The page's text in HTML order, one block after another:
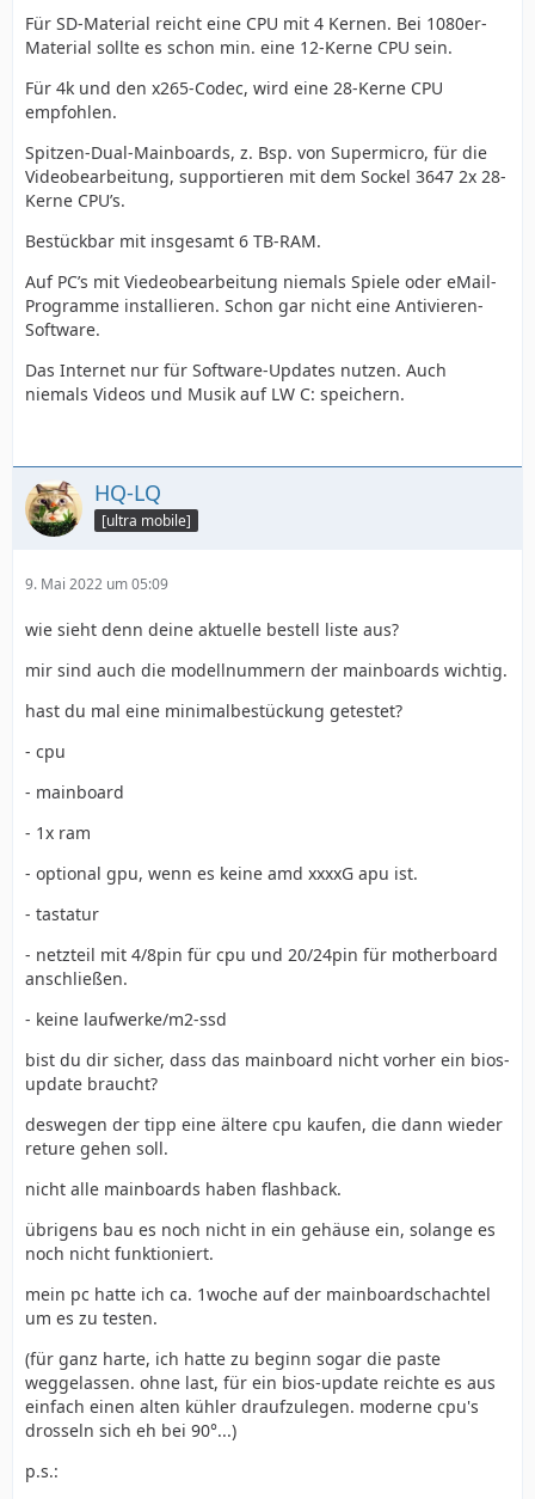
Für SD-Material reicht eine CPU mit 4 Kernen. Bei 1080er-
Material sollte es schon min. eine 12-Kerne CPU sein.
Für 4k und den x265-Codec, wird eine 28-Kerne CPU
empfohlen.
Spitzen-Dual-Mainboards, z. Bsp. von Supermicro, für die
Videobearbeitung, supportieren mit dem Sockel 3647 2x 28-
Kerne CPU’s.
Bestückbar mit insgesamt 6 TB-RAM.
Auf PC’s mit Viedeobearbeitung niemals Spiele oder eMail-
Programme installieren. Schon gar nicht eine Antivieren-
Software.
Das Internet nur für Software-Updates nutzen. Auch
niemals Videos und Musik auf LW C: speichern.
HQ-LQ
[ultra mobile]
9. Mai 2022 um 05:09
wie sieht denn deine aktuelle bestell liste aus?
mir sind auch die modellnummern der mainboards wichtig.
hast du mal eine minimalbestückung getestet?
- cpu
- mainboard
- 1x ram
- optional gpu, wenn es keine amd xxxxG apu ist.
- tastatur
- netzteil mit 4/8pin für cpu und 20/24pin für motherboard
anschließen.
- keine laufwerke/m2-ssd
bist du dir sicher, dass das mainboard nicht vorher ein bios-
update braucht?
deswegen der tipp eine ältere cpu kaufen, die dann wieder
reture gehen soll.
nicht alle mainboards haben flashback.
übrigens bau es noch nicht in ein gehäuse ein, solange es
noch nicht funktioniert.
mein pc hatte ich ca. 1woche auf der mainboardschachtel
um es zu testen.
(für ganz harte, ich hatte zu beginn sogar die paste
weggelassen. ohne last, für ein bios-update reichte es aus
einfach einen alten kühler draufzulegen. moderne cpu's
drosseln sich eh bei 90°...)
p.s.: